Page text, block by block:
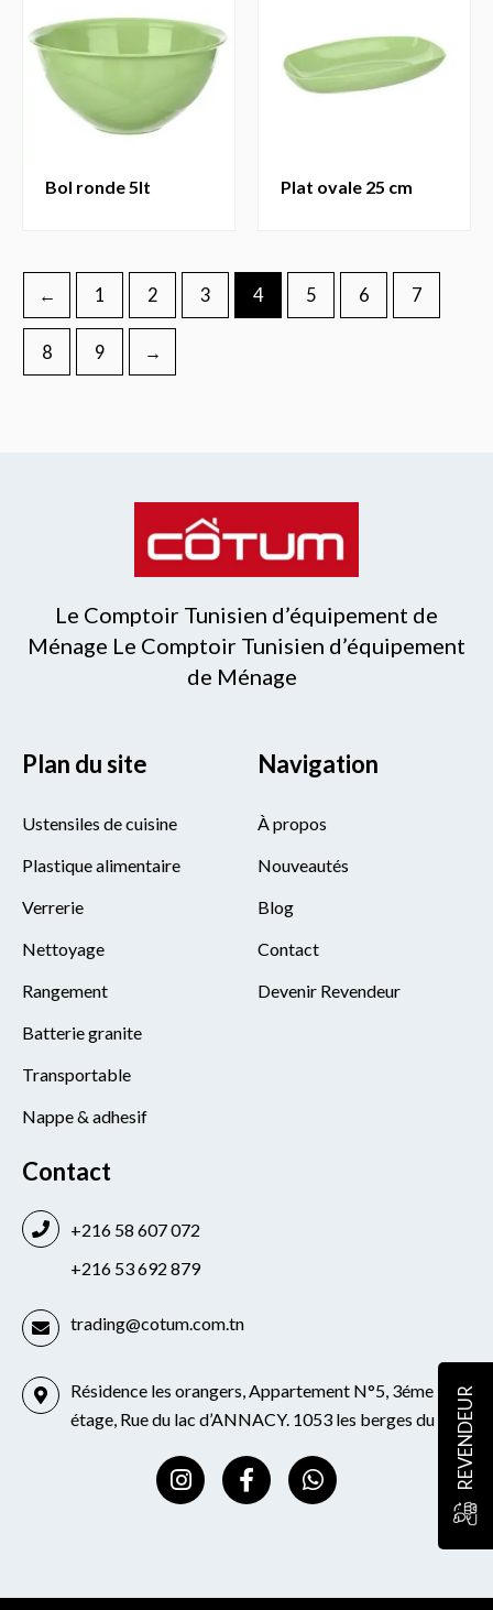
bol ronde 5lt plat ovale 25 cm
← 1 2 3 4 5 6 7
8 9 →
Le Comptoir Tunisien d’équipement de
Ménage Le Comptoir Tunisien d’équipement
de Ménage
Plan du site
Ustensiles de cuisine
Plastique alimentaire
Verrerie
Nettoyage
Rangement
Batterie granite
Transportable
Nappe & adhesif
Navigation
À propos
Nouveautés
Blog
Contact
Devenir Revendeur
Contact
+216 58 607 072
+216 53 692 879
trading@cotum.com.tn
Résidence les orangers, Appartement N°5, 3éme
étage, Rue du lac d’ANNACY. 1053 les berges du lac
I
n
F
a
W
h
REVENDEUR